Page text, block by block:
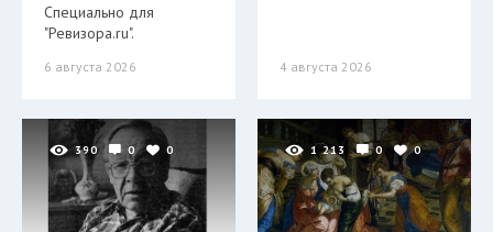
Специально для
"Ревизора.ru".
6 августа 2026 4 августа 2026
390 0 0 1 213 0 0